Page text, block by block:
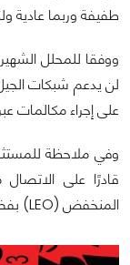
طفيفة وربما عادية
ووفقا للمحلل
لن يدعم شبكات
على إجراء مكالمات
قادرًا على الاتصال
المنخفض (LEO) بفضل شريحة كوالكوم X60.